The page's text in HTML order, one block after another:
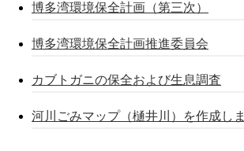
博多湾環境保全計画（第三次）
博多湾環境保全計画推進委員会
カブトガニの保全および生息調査
河川ごみマップ（樋井川）を作成し